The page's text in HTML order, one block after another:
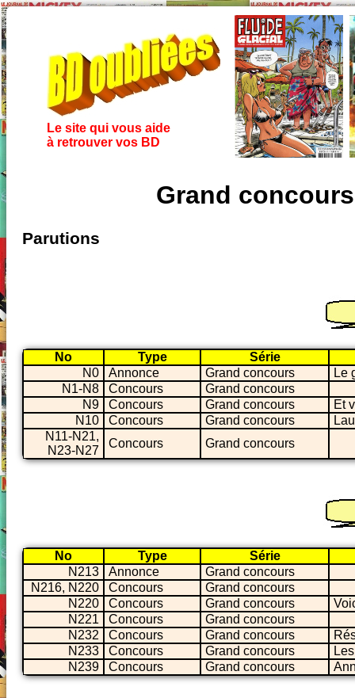
Le site qui vous aide
à retrouver vos BD
Grand
Parutions
No Type
Série
N0
Annonce Grand concours
Le
N1-N8
Concours
Grand concours
N9
Concours Grand concours
Et
N10
Concours Grand concours
N11-N21,
N23-N27
Concours Grand concours
No Type
Série
N213
Annonce
Grand concours
N216, N220
Concours
Grand concours
N220
Concours Grand concours
N221
Concours
Grand concours
N232
Concours Grand concours
N233
Concours Grand concours
N239
Concours Grand concours